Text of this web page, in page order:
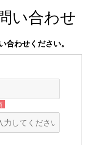
い合わせ
合わせください。